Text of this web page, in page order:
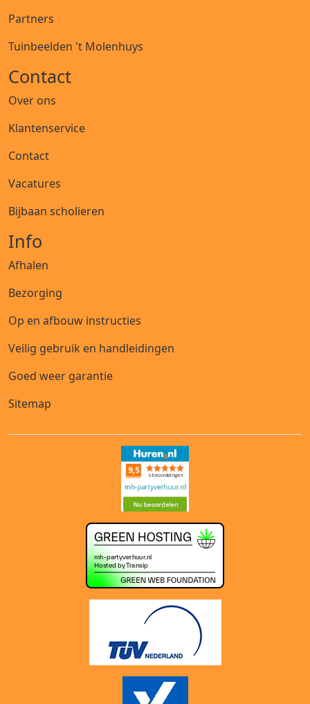
Partners
Tuinbeelden 't Molenhuys
Contact
Over ons
Klantenservice
Contact
Vacatures
Bijbaan scholieren
Info
Afhalen
Bezorging
Op en afbouw instructies
Veilig gebruik en handleidingen
Goed weer garantie
Sitemap